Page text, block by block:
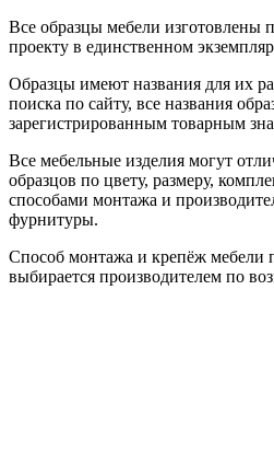
Все образцы мебели изготовлены
проекту в единственном
Образцы имеют названия для их
поиска по сайту, все названия
зарегистрированным товарным
Все мебельные изделия могут
образцов по цвету, размеру,
способами монтажа и
фурнитуры.
Способ монтажа и крепёж мебели
выбирается производителем по